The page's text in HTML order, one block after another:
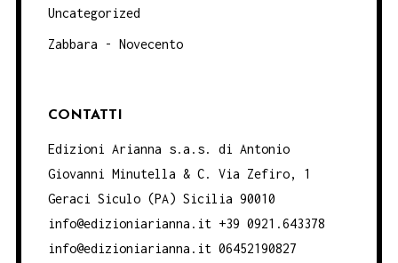
Uncategorized
Zabbara - Novecento
CONTATTI
Edizioni Arianna s.a.s. di Antonio
Giovanni Minutella & C. Via Zefiro, 1
Geraci Siculo (PA) Sicilia 90010
info@edizioniarianna.it +39 0921.643378
info@edizioniarianna.it 06452190827